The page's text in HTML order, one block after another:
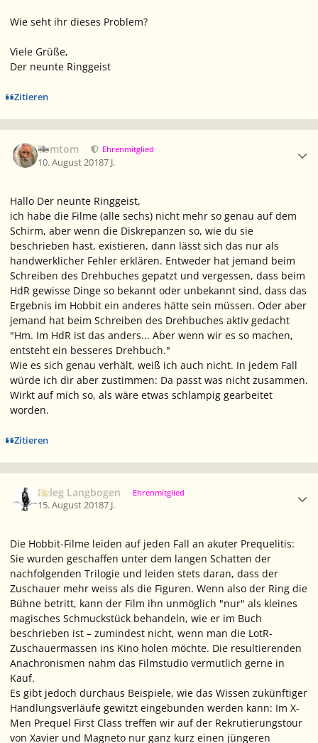
Wie seht ihr dieses Problem?
Viele Grüße,
Der neunte Ringgeist
Zitieren
Tomtom Ehrenmitglied
10. August 20187 J.
Hallo Der neunte Ringgeist,
ich habe die Filme (alle sechs) nicht mehr so genau auf dem
Schirm, aber wenn die Diskrepanzen so, wie du sie
beschrieben hast, existieren, dann lässt sich das nur als
handwerklicher Fehler erklären. Entweder hat jemand beim
Schreiben des Drehbuches gepatzt und vergessen, dass beim
HdR gewisse Dinge so bekannt oder unbekannt sind, dass das
Ergebnis im Hobbit ein anderes hätte sein müssen. Oder aber
jemand hat beim Schreiben des Drehbuches aktiv gedacht
"Hm. Im HdR ist das anders... Aber wenn wir es so machen,
entsteht ein besseres Drehbuch."
Wie es sich genau verhält, weiß ich auch nicht. In jedem Fall
würde ich dir aber zustimmen: Da passt was nicht zusammen.
Wirkt auf mich so, als wäre etwas schlampig gearbeitet
worden.
Zitieren
Beleg Langbogen Ehrenmitglied
15. August 20187 J.
Die Hobbit-Filme leiden auf jeden Fall an akuter Prequelitis:
Sie wurden geschaffen unter dem langen Schatten der
nachfolgenden Trilogie und leiden stets daran, dass der
Zuschauer mehr weiss als die Figuren. Wenn also der Ring die
Bühne betritt, kann der Film ihn unmöglich "nur" als kleines
magisches Schmuckstück behandeln, wie er im Buch
beschrieben ist – zumindest nicht, wenn man die LotR-
Zuschauermassen ins Kino holen möchte. Die resultierenden
Anachronismen nahm das Filmstudio vermutlich gerne in
Kauf.
Es gibt jedoch durchaus Beispiele, wie das Wissen zukünftiger
Handlungsverläufe gewitzt eingebunden werden kann: Im X-
Men Prequel First Class treffen wir auf der Rekrutierungstour
von Xavier und Magneto nur ganz kurz einen jüngeren